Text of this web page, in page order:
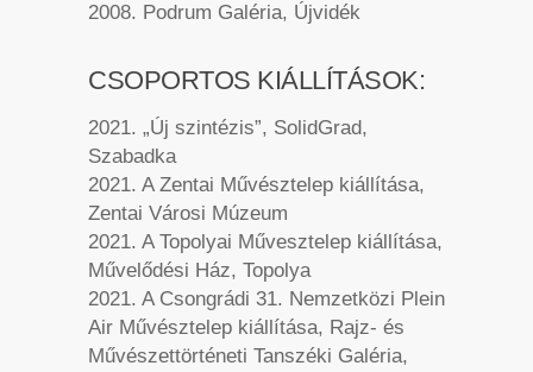
2008. Podrum Galéria, Újvidék
CSOPORTOS KIÁLLÍTÁSOK:
2021. „Új szintézis”, SolidGrad,
Szabadka
2021. A Zentai Művésztelep kiállítása,
Zentai Városi Múzeum
2021. A Topolyai Művesztelep kiállítása,
Művelődési Ház, Topolya
2021. A Csongrádi 31. Nemzetközi Plein
Air Művésztelep kiállítása, Rajz- és
Művészettörténeti Tanszéki Galéria,